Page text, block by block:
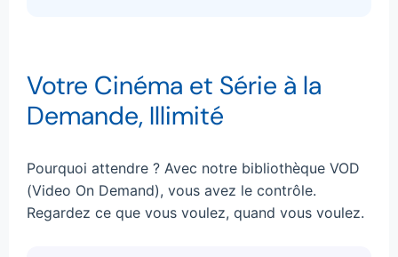
Votre Cinéma et Série à la
Demande, Illimité
Pourquoi attendre ? Avec notre bibliothèque VOD
(Video On Demand), vous avez le contrôle.
Regardez ce que vous voulez, quand vous voulez.